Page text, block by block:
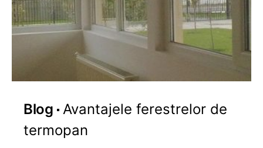
Blog Avantajele ferestrelor de
termopan